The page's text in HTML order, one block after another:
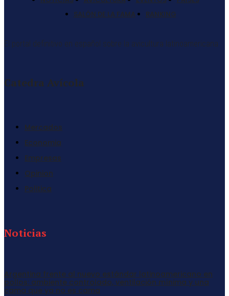
SALÓN DE LA FAMA
RANKING
El portal definitivo en español sobre la avicultura latinoamericana
Catedra Avícola
Mercados
Economia
Empresas
Opinion
Politica
Noticias
Argentina frente al nuevo estándar latinoamericano en
pollos: ambiente controlado, ventilación mínima y una
cama que ya no es cama